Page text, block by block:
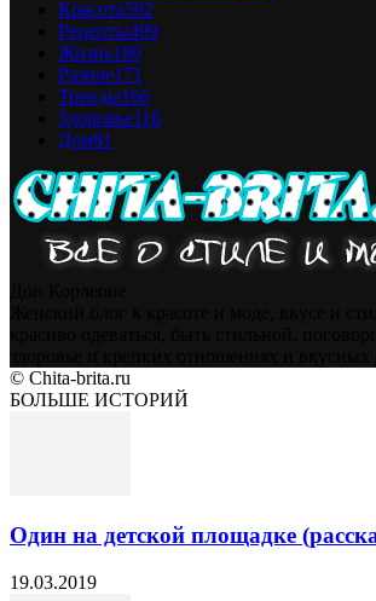
Красота592
Рецепты499
Жизнь180
Разное171
Тренды166
Здоровье116
Дом81
© Chita-brita.ru
БОЛЬШЕ ИСТОРИЙ
Один на детской площадке
19.03.2019